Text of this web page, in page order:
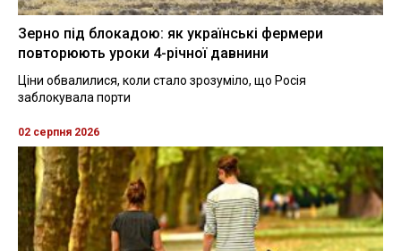
Зерно під блокадою: як українські фермери
повторюють уроки 4-річної давнини
Ціни обвалилися, коли стало зрозуміло, що Росія
заблокувала порти
02 серпня 2026